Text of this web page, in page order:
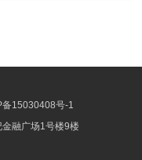
备15030408号-1
融广场1号楼9楼